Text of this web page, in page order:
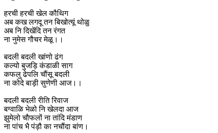
हरची हरची खेल कौथिग
अब कख लगदू तन बिखोत्यूं थोळु
अब नि दिखेंदि तन रंगत
ना नुमेस गौचर मेळू।।
बदली बदली खांणो ढंग
कल्यो बुजड़ि कंडाळी साग
कफलु ढेपलि चौंसू बदली
ना कोदे बाड़ी सुणेणी आज।।
बदली बदली रीति रिवाज
बग्वाळि भेळो नि खेलदा आज
झुमेलो चौफलों ना तांदि मंडाण
ना पांच भै पंड़ौ का नचौंदा बांण।